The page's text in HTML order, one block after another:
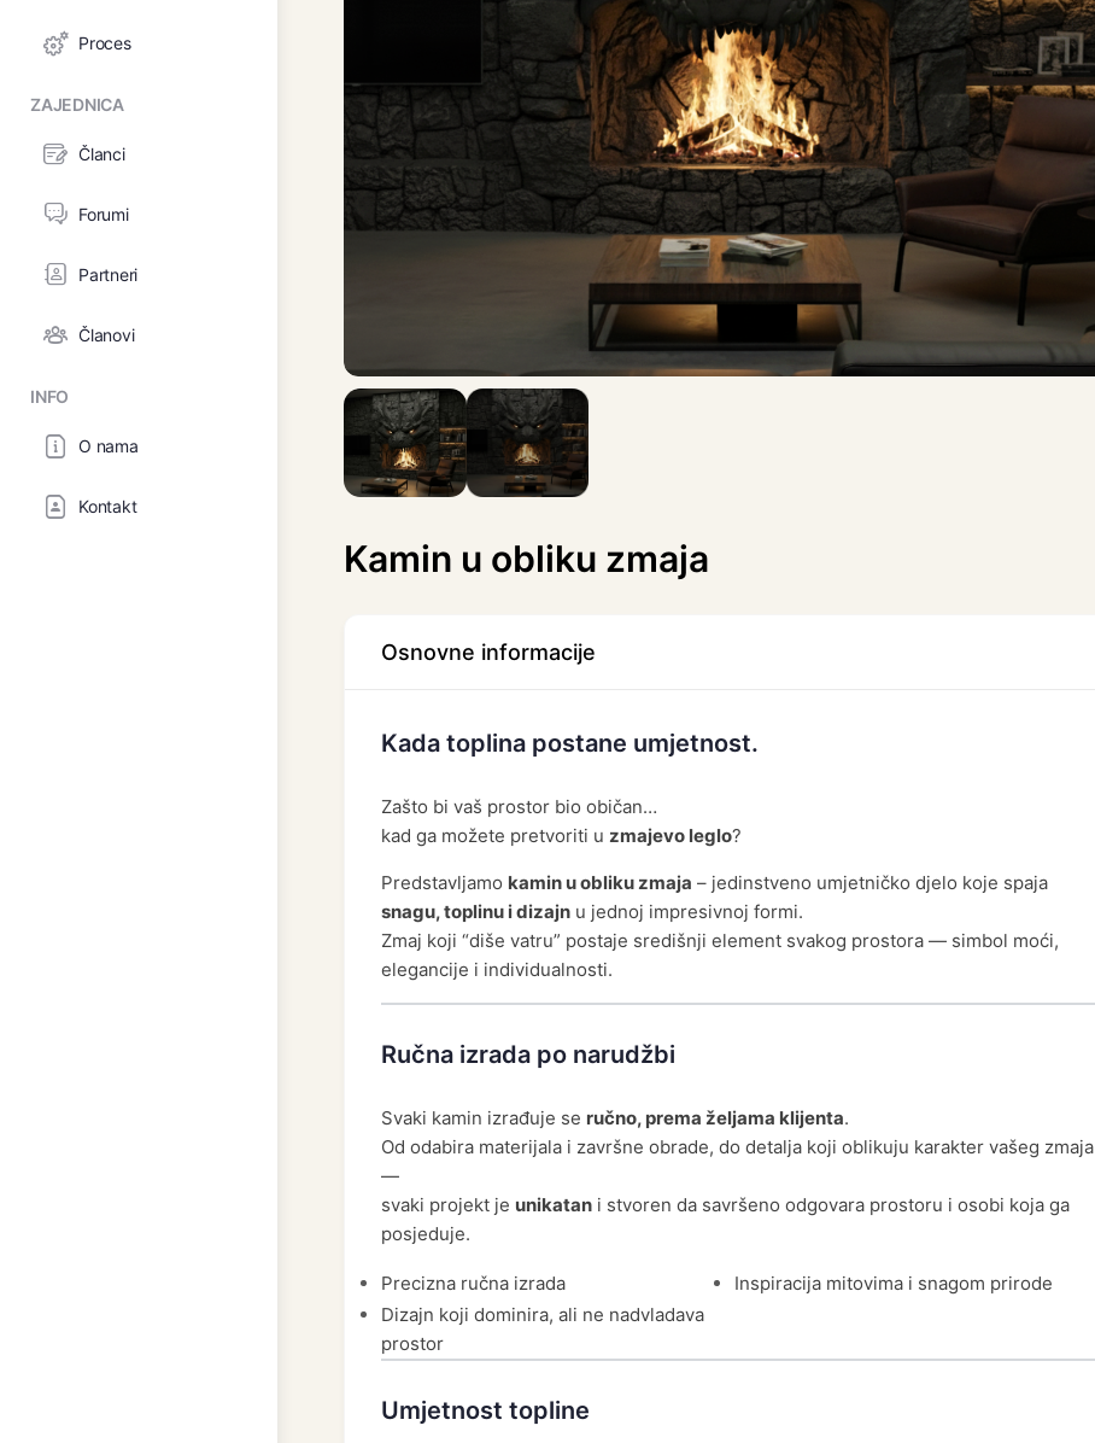
Proces
ZAJEDNICA
Članci
Forumi
Partneri
Članovi
INFO
O nama
Kontakt
Kamin u obliku zmaja
Osnovne informacije
Kada toplina postane umjetnost.
Zašto bi vaš prostor bio običan…
kad ga možete pretvoriti u zmajevo leglo?
Predstavljamo kamin u obliku zmaja – jedinstveno umjetničko djelo koje spaja
snagu, toplinu i dizajn u jednoj impresivnoj formi.
Zmaj koji “diše vatru” postaje središnji element svakog prostora — simbol moći,
elegancije i individualnosti.
Ručna izrada po narudžbi
Svaki kamin izrađuje se ručno, prema željama klijenta.
Od odabira materijala i završne obrade, do detalja koji oblikuju karakter vašeg zmaja
—
svaki projekt je unikatan i stvoren da savršeno odgovara prostoru i osobi koja ga
posjeduje.
Precizna ručna izrada
Inspiracija mitovima i snagom prirode
Dizajn koji dominira, ali ne nadvladava
prostor
Umjetnost topline